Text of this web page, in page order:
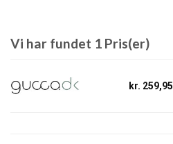
Vi har fundet 1 Pris(er)
kr. 259,95